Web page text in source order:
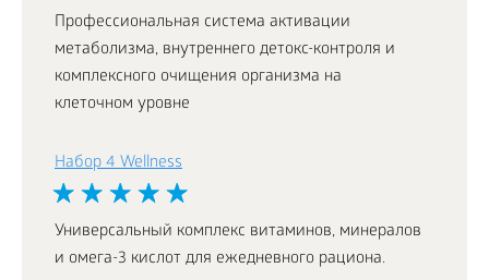
Профессиональная система активации
метаболизма, внутреннего детокс-контроля и
комплексного очищения организма на
клеточном уровне
Набор 4 Wellness
Универсальный комплекс витаминов, минералов
и омега-3 кислот для ежедневного рациона.